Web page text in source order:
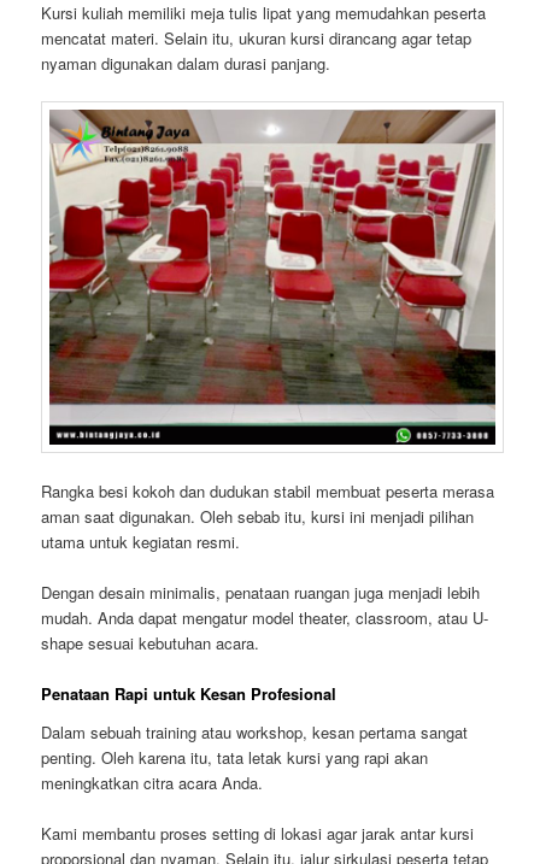
Kursi kuliah memiliki meja tulis lipat yang memudahkan peserta
mencatat materi. Selain itu, ukuran kursi dirancang agar tetap
nyaman digunakan dalam durasi panjang.
Rangka besi kokoh dan dudukan stabil membuat peserta merasa
aman saat digunakan. Oleh sebab itu, kursi ini menjadi pilihan
utama untuk kegiatan resmi.
Dengan desain minimalis, penataan ruangan juga menjadi lebih
mudah. Anda dapat mengatur model theater, classroom, atau U-
shape sesuai kebutuhan acara.
Penataan Rapi untuk Kesan Profesional
Dalam sebuah training atau workshop, kesan pertama sangat
penting. Oleh karena itu, tata letak kursi yang rapi akan
meningkatkan citra acara Anda.
Kami membantu proses setting di lokasi agar jarak antar kursi
proporsional dan nyaman. Selain itu, jalur sirkulasi peserta tetap